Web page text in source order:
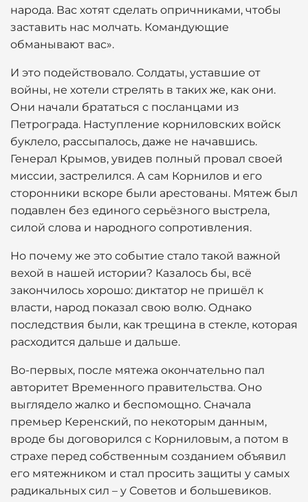
народа. Вас хотят сделать опричниками, чтобы
заставить нас молчать. Командующие
обманывают вас».
И это подействовало. Солдаты, уставшие от
войны, не хотели стрелять в таких же, как они.
Они начали брататься с посланцами из
Петрограда. Наступление корниловских войск
буклело, рассыпалось, даже не начавшись.
Генерал Крымов, увидев полный провал своей
миссии, застрелился. А сам Корнилов и его
сторонники вскоре были арестованы. Мятеж был
подавлен без единого серьёзного выстрела,
силой слова и народного сопротивления.
Но почему же это событие стало такой важной
вехой в нашей истории? Казалось бы, всё
закончилось хорошо: диктатор не пришёл к
власти, народ показал свою волю. Однако
последствия были, как трещина в стекле, которая
расходится дальше и дальше.
Во-первых, после мятежа окончательно пал
авторитет Временного правительства. Оно
выглядело жалко и беспомощно. Сначала
премьер Керенский, по некоторым данным,
вроде бы договорился с Корниловым, а потом в
страхе перед собственным созданием объявил
его мятежником и стал просить защиты у самых
радикальных сил – у Советов и большевиков.